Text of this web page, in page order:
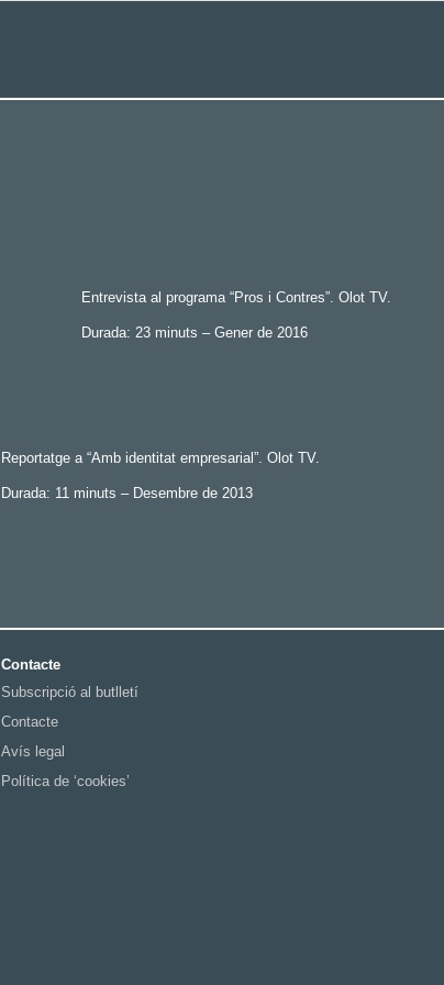
Entrevista al programa “Pros i Contres”. Olot TV.
Durada: 23 minuts – Gener de 2016
Reportatge a “Amb identitat empresarial”. Olot TV.
Durada: 11 minuts – Desembre de 2013
Contacte
Subscripció al butlletí
Contacte
Avís legal
Política de ‘cookies’